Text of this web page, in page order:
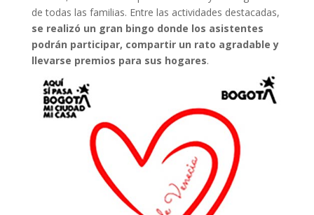
de todas las familias. Entre las actividades destacadas,
se realizó un gran bingo donde los asistentes
podrán participar, compartir un rato agradable y
llevarse premios para sus hogares.